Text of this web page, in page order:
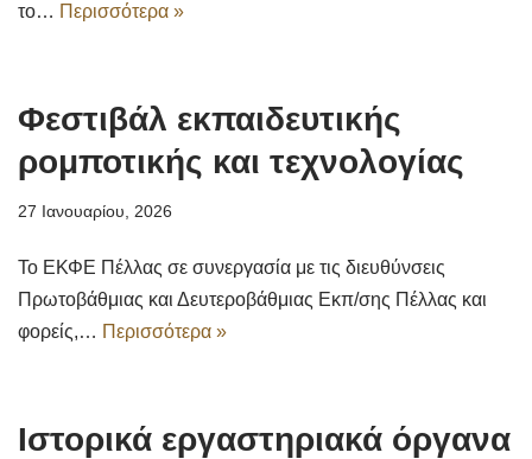
το… Περισσότερα »
Φεστιβάλ εκπαιδευτικής
ρομποτικής και τεχνολογίας
27 Ιανουαρίου, 2026
Το ΕΚΦΕ Πέλλας σε συνεργασία με τις διευθύνσεις
Πρωτοβάθμιας και Δευτεροβάθμιας Εκπ/σης Πέλλας και
φορείς,… Περισσότερα »
Ιστορικά εργαστηριακά όργανα